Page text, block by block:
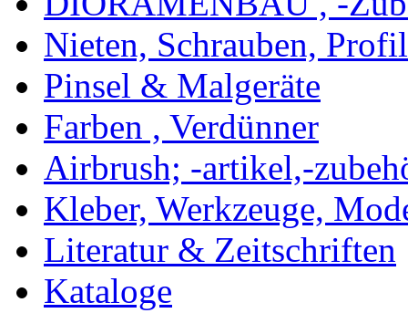
Nieten, Schrauben,
Pinsel & Malgeräte
Farben , Verdünner
Airbrush; -artikel,-
Kleber, Werkzeuge,
Literatur & Zeitschriften
Kataloge